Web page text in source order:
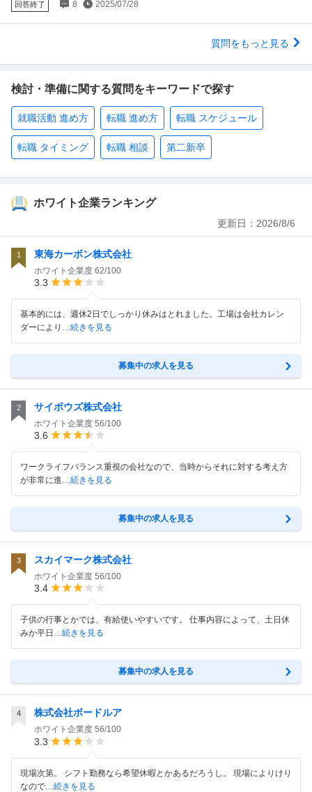
回答終了 8 2025/07/28
質問をもっと見る
検討・準備に関する質問をキーワードで探す
就職活動 進め方 転職 進め方 転職 スケジュール
転職 タイミング 転職 相談 第二新卒
ホワイト企業ランキング
更新日： 2026/8/6
1 東海カーボン株式会社
ホワイト企業度 62/100
3.3
基本的には、週休2日でしっかり休みはとれました。工場は会社カレン
ダーにより …続きを見る
募集中の求人を見る
2 サイボウズ株式会社
ホワイト企業度 56/100
3.6
ワークライフバランス重視の会社なので、当時からそれに対する考え方
が非常に進…続きを見る
募集中の求人を見る
3 スカイマーク株式会社
ホワイト企業度 56/100
3.4
子供の行事とかでは、有給使いやすいです。 仕事内容によって、土日休
みか平日 …続きを見る
募集中の求人を見る
4 株式会社ボードルア
ホワイト企業度 56/100
3.3
現場次第。 シフト勤務なら希望休暇とかあるだろうし。 現場によりけり
なので …続きを見る